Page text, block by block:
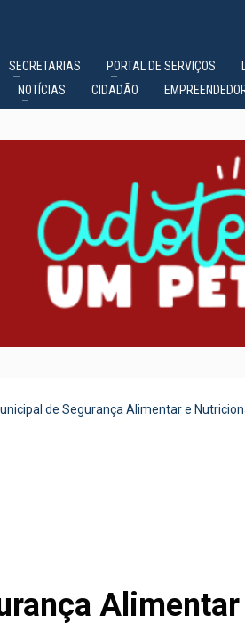
SECRETARIAS PORTAL DE SERVIÇOS
NOTÍCIAS CIDADÃO
de Segurança Alimentar e